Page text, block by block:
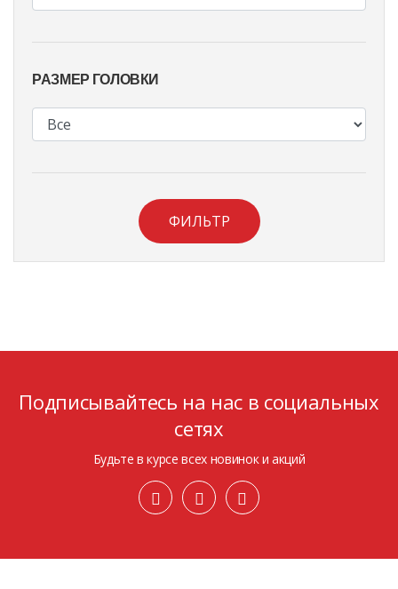
РАЗМЕР ГОЛОВКИ
ФИЛЬТР
Подписывайтесь на нас в социальных
сетях
Будьте в курсе всех новинок и акций